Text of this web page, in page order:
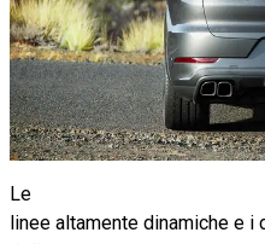
Le
linee altamente dinamiche e